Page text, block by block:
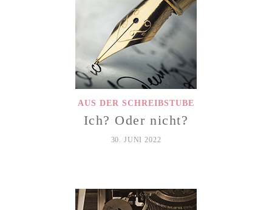
AUS DER SCHREIBSTUBE
Ich? Oder nicht?
30. JUNI 2022